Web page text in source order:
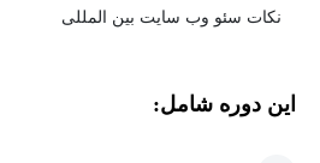
نکات سئو وب سایت بین المللی
این دوره شامل: